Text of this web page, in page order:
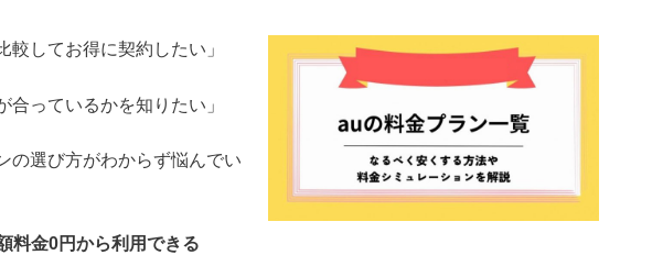
較してお得に契約したい」
合っているかを知りたい」
の選び方がわからず悩んでい
料金0円から利用できる